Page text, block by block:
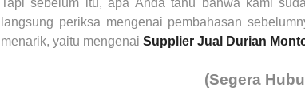
Tapi sebelum itu, apa Anda tahu bahwa kami
langsung periksa mengenai pembahasan
menarik, yaitu mengenai Supplier Jual Durian
(Segera